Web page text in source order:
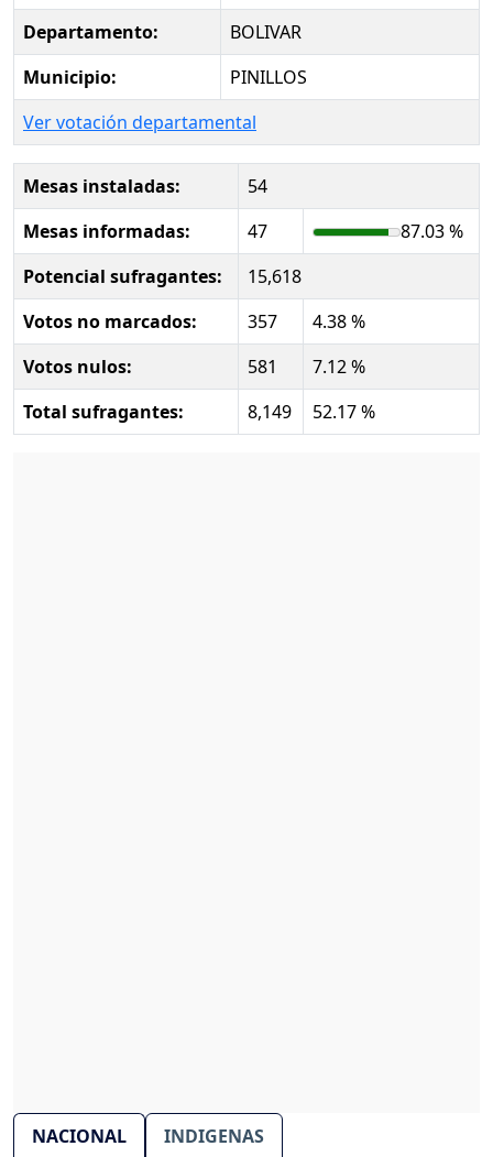
Departamento:
BOLIVAR
Municipio:
PINILLOS
Ver votación departamental
Mesas instaladas:
54
Mesas informadas:
47
87.03 %
Potencial sufragantes:
15,618
Votos no marcados:
357
4.38 %
Votos nulos:
581
7.12 %
Total sufragantes:
8,149 52.17 %
NACIONAL
INDIGENAS